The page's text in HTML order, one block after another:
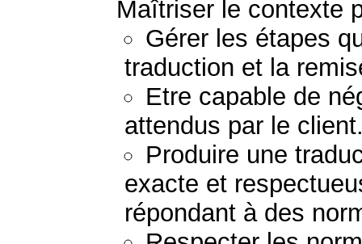
Maîtriser le contexte
Gérer les étapes
traduction et la
Etre capable de
attendus par le
Produire une
exacte et
répondant à des